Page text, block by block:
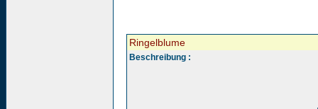
Ringelblume
Beschreibung :